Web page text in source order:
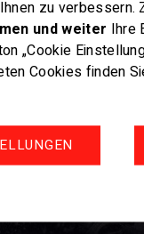
zu
und weiter Ihre
„Cookie
Cookies finden